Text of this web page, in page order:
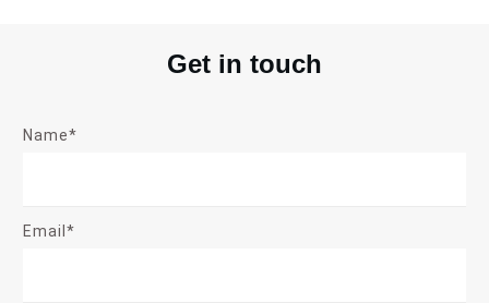
Get in touch
Name*
Email*